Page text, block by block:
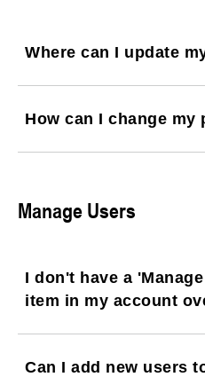
Where can I update
How can I change my
Manage Users
I don't have a
item in my account
Can I add new users